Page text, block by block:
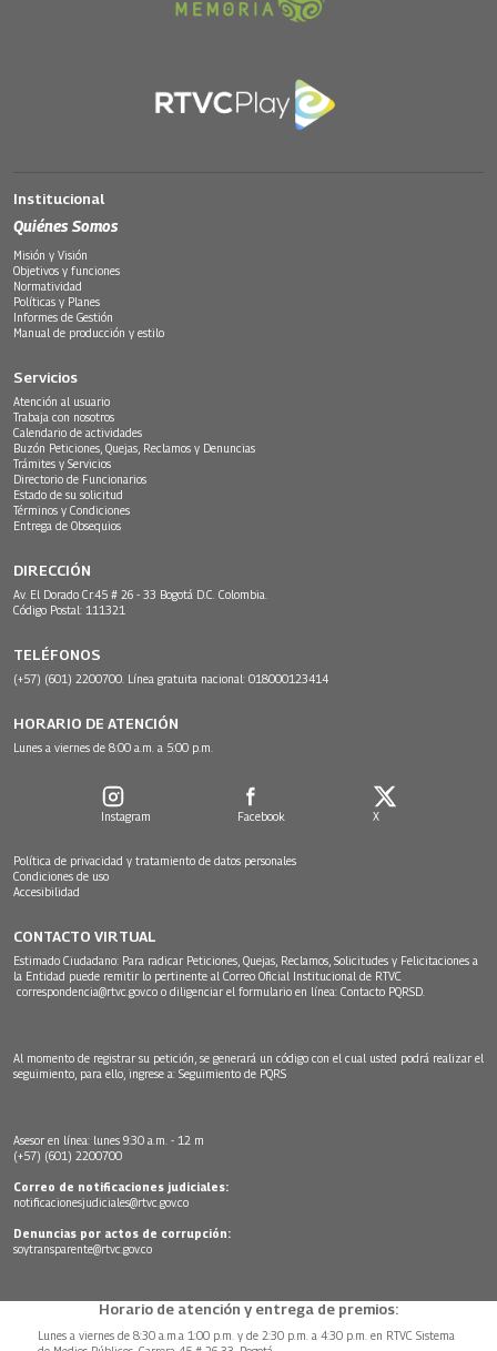
Institucional
Quiénes Somos
Misión y Visión
Objetivos y funciones
Normatividad
Políticas y Planes
Informes de Gestión
Manual de producción y estilo
Servicios
Atención al usuario
Trabaja con nosotros
Calendario de actividades
Buzón Peticiones, Quejas, Reclamos y Denuncias
Trámites y Servicios
Directorio de Funcionarios
Estado de su solicitud
Términos y Condiciones
Entrega de Obsequios
DIRECCIÓN
Av. El Dorado Cr.45 # 26 - 33 Bogotá D.C. Colombia.
Código Postal: 111321
TELÉFONOS
(+57) (601) 2200700. Línea gratuita nacional: 018000123414
HORARIO DE ATENCIÓN
Lunes a viernes de 8:00 a.m. a 5:00 p.m.
Instagram Facebook X
Política de privacidad y tratamiento de datos personales
Condiciones de uso
Accesibilidad
CONTACTO VIRTUAL
Estimado Ciudadano: Para radicar Peticiones, Quejas, Reclamos, Solicitudes y Felicitaciones a
la Entidad puede remitir lo pertinente al Correo Oficial Institucional de RTVC
correspondencia@rtvc.gov.co o diligenciar el formulario en línea: Contacto PQRSD.
Al momento de registrar su petición, se generará un código con el cual usted podrá realizar el
seguimiento, para ello, ingrese a: Seguimiento de PQRS
Asesor en línea: lunes 9:30 a.m. - 12 m
(+57) (601) 2200700
Correo de notificaciones judiciales:
notificacionesjudiciales@rtvc.gov.co
Denuncias por actos de corrupción:
soytransparente@rtvc.gov.co
Horario de atención y entrega de premios:
Lunes a viernes de 8:30 a.m.a 1:00 p.m. y de 2:30 p.m. a 4:30 p.m. en RTVC Sistema